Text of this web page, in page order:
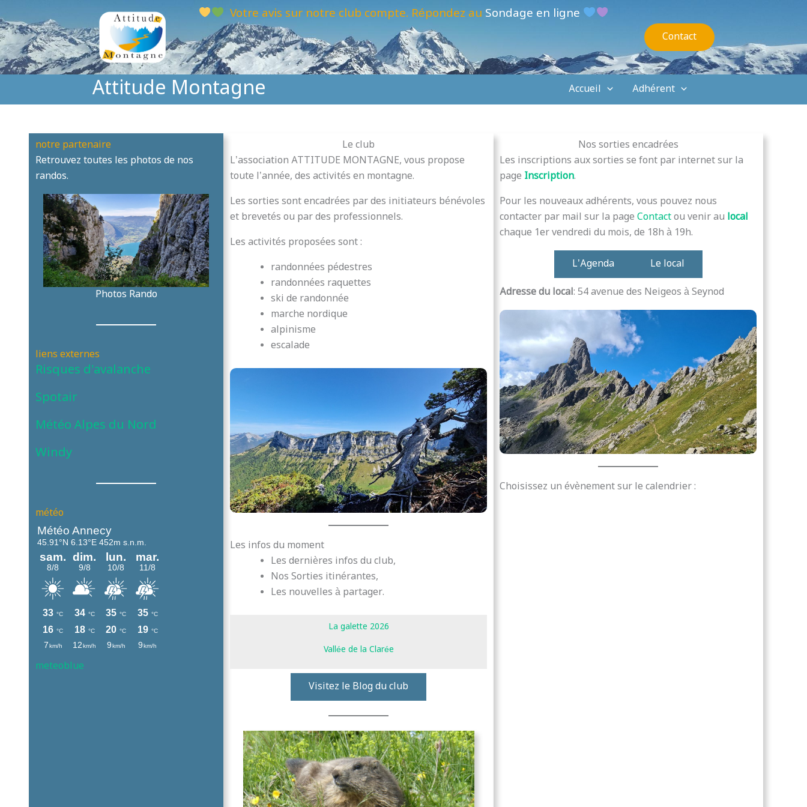
au
contenu
Votre avis sur notre club compte. Répondez au Sondage en ligne
Contact
Attitude Montagne Accueil Adhérent
notre partenaire
Retrouvez toutes les photos de nos
randos.
Photos Rando
liens externes
Risques d’avalanche
Spotair
Météo Alpes du Nord
Windy
météo
meteoblue
Le club
L’association ATTITUDE MONTAGNE, vous propose
toute l’année, des activités en montagne.
Les sorties sont encadrées par des initiateurs bénévoles
et brevetés ou par des professionnels.
Les activités proposées sont :
randonnées pédestres
randonnées raquettes
ski de randonnée
marche nordique
alpinisme
escalade
Les infos du moment
Les dernières infos du club,
Nos Sorties itinérantes,
Les nouvelles à partager.
La galette 2026
Vallée de la Clarée
Visitez le Blog du club
Nos sorties encadrées
Les inscriptions aux sorties se font par internet sur la
page Inscription.
Pour les nouveaux adhérents, vous pouvez nous
contacter par mail sur la pageContactou venir au local
chaque 1er vendredi du mois, de 18h à 19h.
L’Agenda Le local
Adresse du local: 54 avenue des Neigeos à Seynod
Choisissez un évènement sur le calendrier :